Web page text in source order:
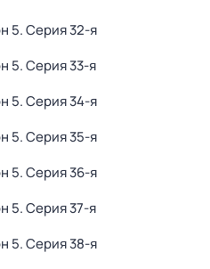
5. Серия 32-я
5. Серия 33-я
5. Серия 34-я
5. Серия 35-я
5. Серия 36-я
5. Серия 37-я
5. Серия 38-я